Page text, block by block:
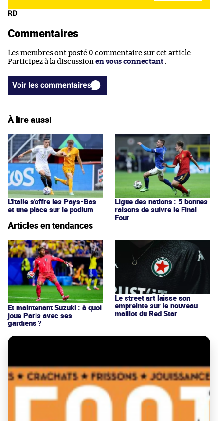
RD
Commentaires
Les membres ont posté 0 commentaire sur cet article.
Participez à la discussion en vous connectant
Voir les commentaires
À lire aussi
L'Italie s'offre les Pays-Bas
et une place sur le podium
Ligue des nations : 5 bonnes
raisons de suivre le Final
Four
Articles en tendances
Et maintenant Suzuki : à quoi
joue Paris avec ses
gardiens ?
Le street art laisse son
empreinte sur le nouveau
maillot du Red Star